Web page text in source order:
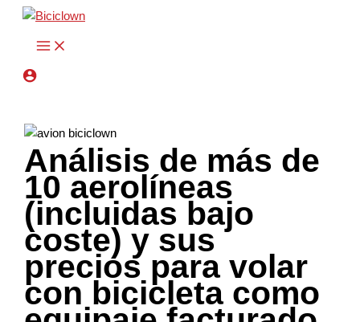
contenido
Análisis de más de
10 aerolíneas
(incluidas bajo
coste) y sus
precios para volar
con bicicleta como
Escribe
Nombre*
Correo
Web